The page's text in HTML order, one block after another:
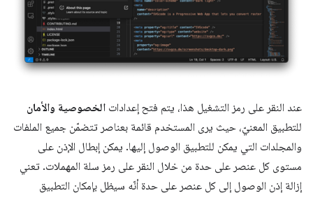
عند النقر على رمز التشغيل هذا، يتم فتح إعدادات الخصوصية والأمان
للتطبيق المعنيّ، حيث يرى المستخدم قائمة بعناصر تتضمّن جميع الملفات
والمجلدات التي يمكن للتطبيق الوصول إليها. يمكن إبطال الإذن على
مستوى كل عنصر على حدة من خلال النقر على رمز سلة المهملات. تعني
إزالة إذن الوصول إلى كل عنصر على حدة أنّه سيظل بإمكان التطبيق